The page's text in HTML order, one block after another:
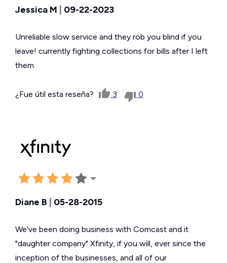
Jessica M 09-22-2023
Unreliable slow service and they rob you blind if you
leave! currently fighting collections for bills after I left
them
¿Fue útil esta reseña? 3 0
Diane B | 05-28-2015
We've been doing business with Comcast and it
"daughter company" Xfinity, if you will, ever since the
inception of the businesses, and all of our